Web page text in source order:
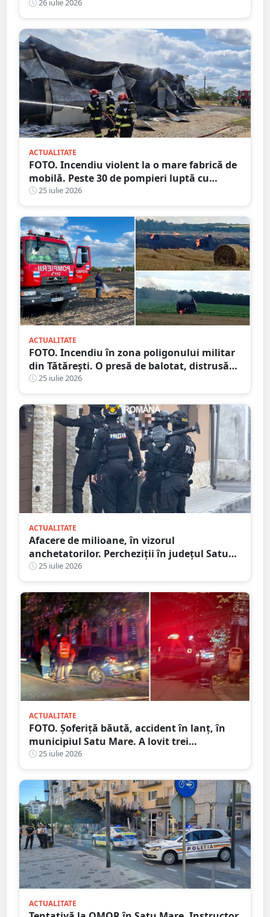
următoare
26 iulie 2026
ACTUALITATE
FOTO. Incendiu violent la o mare fabrică de
mobilă. Peste 30 de pompieri luptă cu
flăcările, județul vecin
25 iulie 2026
ACTUALITATE
FOTO. Incendiu în zona poligonului militar
din Tătărești. O presă de balotat, distrusă
complet! Flăcările s-au extins
25 iulie 2026
ACTUALITATE
Afacere de milioane, în vizorul
anchetatorilor. Percheziții în județul Satu
Mare, mai multe rețineri
25 iulie 2026
ACTUALITATE
FOTO. Șoferiță băută, accident în lanț, în
municipiul Satu Mare. A lovit trei
autoturisme în miez de noapte
25 iulie 2026
ACTUALITATE